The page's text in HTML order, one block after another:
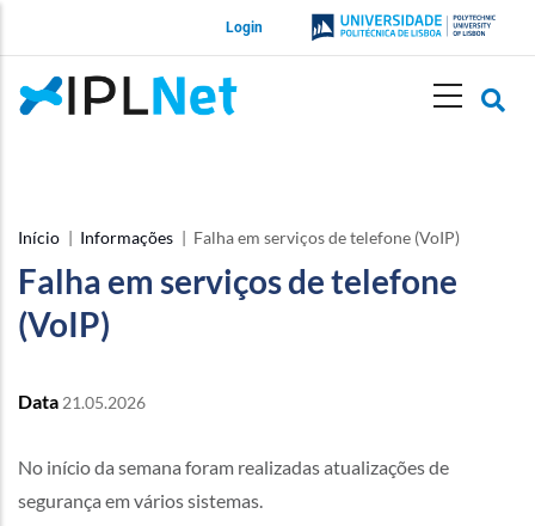
conteúdo
Login
Navegação
estrutural
Início Informações Falha em serviços de telefone (VoIP)
Falha em serviços de telefone
(VoIP)
Data 21.05.2026
No início da semana foram realizadas atualizações de
segurança em vários sistemas.